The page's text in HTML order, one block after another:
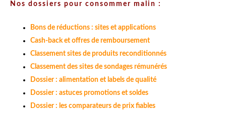
Nos dossiers pour consommer malin :
Bons de réductions : sites et applications
Cash-back et offres de remboursement
Classement sites de produits reconditionnés
Classement des sites de sondages rémunérés
Dossier : alimentation et labels de qualité
Dossier : astuces promotions et soldes
Dossier : les comparateurs de prix fiables